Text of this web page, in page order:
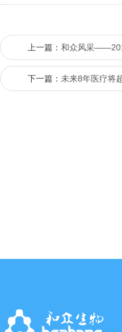
上一篇： 和众风采
下一篇： 未来8年医疗将